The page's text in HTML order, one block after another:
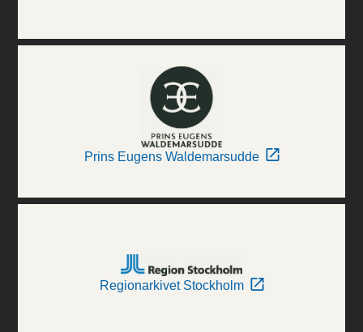
Prins Eugens Waldemarsudde
Regionarkivet Stockholm